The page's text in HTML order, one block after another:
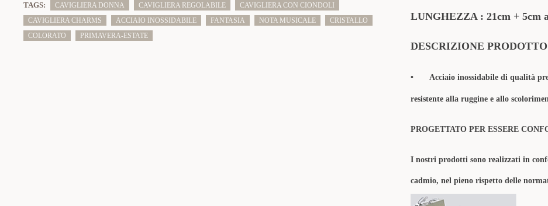
TAGS: CAVIGLIERA DONNA CAVIGLIERA REGOLABILE
CAVIGLIERA CON CIONDOLI
CAVIGLIERA CHARMS
ACCIAIO INOSSIDABILE FANTASIA NOTA MUSICALE
CRISTALLO
COLORATO
PRIMAVERA-ESTATE
LUNGHEZZA : 21cm + 5cm
DESCRIZIONE PRODOTTO
• Acciaio inossidabile di qualità
resistente alla ruggine e allo
PROGETTATO PER ESSERE
I nostri prodotti sono realizzati in
cadmio, nel pieno rispetto delle